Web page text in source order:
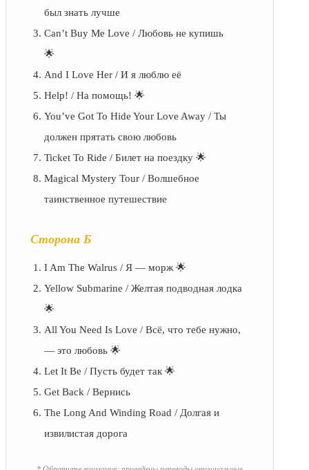
был знать лучше
Can’t Buy Me Love / Любовь не купишь
🌟
And I Love Her / И я люблю её
Help! / На помощь! 🌟
You’ve Got To Hide Your Love Away / Ты
должен прятать свою любовь
Ticket To Ride / Билет на поездку 🌟
Magical Mystery Tour / Волшебное
таинственное путешествие
Сторона Б
I Am The Walrus / Я — морж 🌟
Yellow Submarine / Желтая подводная лодка
🌟
All You Need Is Love / Всё, что тебе нужно,
— это любовь 🌟
Let It Be / Пусть будет так 🌟
Get Back / Вернись
The Long And Winding Road / Долгая и
извилистая дорога